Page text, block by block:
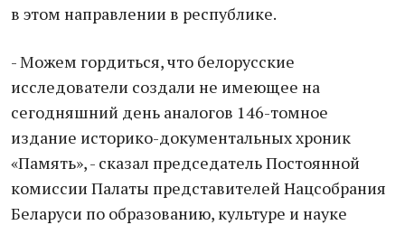
в этом направлении в республике.
- Можем гордиться, что белорусские
исследователи создали не имеющее на
сегодняшний день аналогов 146-томное
издание историко-документальных хроник
«Память», - сказал председатель Постоянной
комиссии Палаты представителей Нацсобрания
Беларуси по образованию, культуре и науке